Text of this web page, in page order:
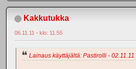
Kakkutukka
06.11.11 - klo: 11.55
Lainaus käyttäjältä: Pastirolli -